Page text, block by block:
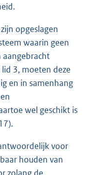
opgeslagen
waarin geen
aangebracht
3, moeten deze
en in samenhang
wel geschikt is
voor
houden van